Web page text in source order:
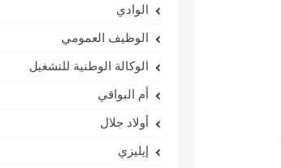
الوادي
الوظيف العمومي
الوكالة الوطنية للتشغيل
أم البواقي
أولاد جلال
إيليزي